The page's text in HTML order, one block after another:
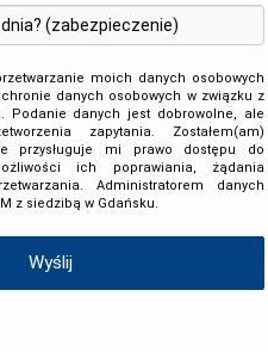
moich danych osobowych
danych osobowych w związku z
Podanie danych jest dobrowolne, ale
zapytania. Zostałem(am)
przysługuje mi prawo dostępu do
ich poprawiania, żądania
Administratorem danych
z siedzibą w Gdańsku.